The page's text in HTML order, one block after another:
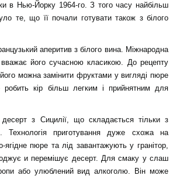
в Нью-Йорку 1964-го. З того часу найбільш
те, що її почали готувати також з білого
аперитив з білого вина. Міжнародна
вважає його сучасною класикою. До рецепту
можна замінити фруктами у вигляді пюре
кір більш легким і прийнятним для
десерт з Сицилії, що складається тільки з
Технологія приготування дуже схожа на
ягідне пюре та лід завантажують у гранітор,
и перемішує десерт. Для смаку у слаш
або улюблений вид алкоголю. Він може